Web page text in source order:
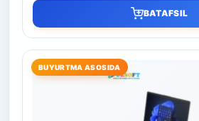
BATAFSIL
BUYURTMA ASOSIDA